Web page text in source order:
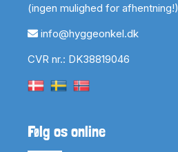
(ingen mulighed for afhentning!)
info@hyggeonkel.dk
CVR nr.: DK38819046
Følg os online